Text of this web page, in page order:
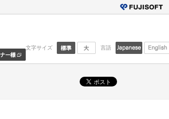
言語
文字サイズ